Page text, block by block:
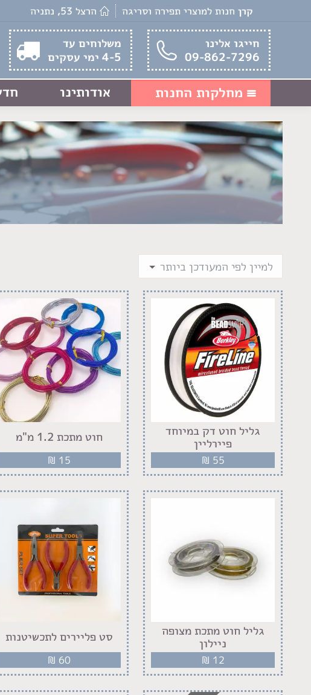
קרן חנות למוצרי תפירה וסריגה הרצל 53, נתניה
חייגו אלינו
09-862-7296
משלוחים עד
4-5 ימי עסקים
מחלקות החנות אודותינו
גליל חוט דק במיוחד
פיירליין
₪ 55
חוט מתכת 1.2 מ"מ
₪ 15
גליל חוט מתכת מצופה
ניילון
₪ 12
סט פליירים לתכשיטנות
₪ 60